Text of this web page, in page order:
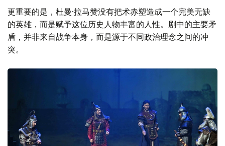
更重要的是，杜曼·拉马赞没有把术赤塑造成一个完美无缺
的英雄，而是赋予这位历史人物丰富的人性。剧中的主要矛
盾，并非来自战争本身，而是源于不同政治理念之间的冲
突。